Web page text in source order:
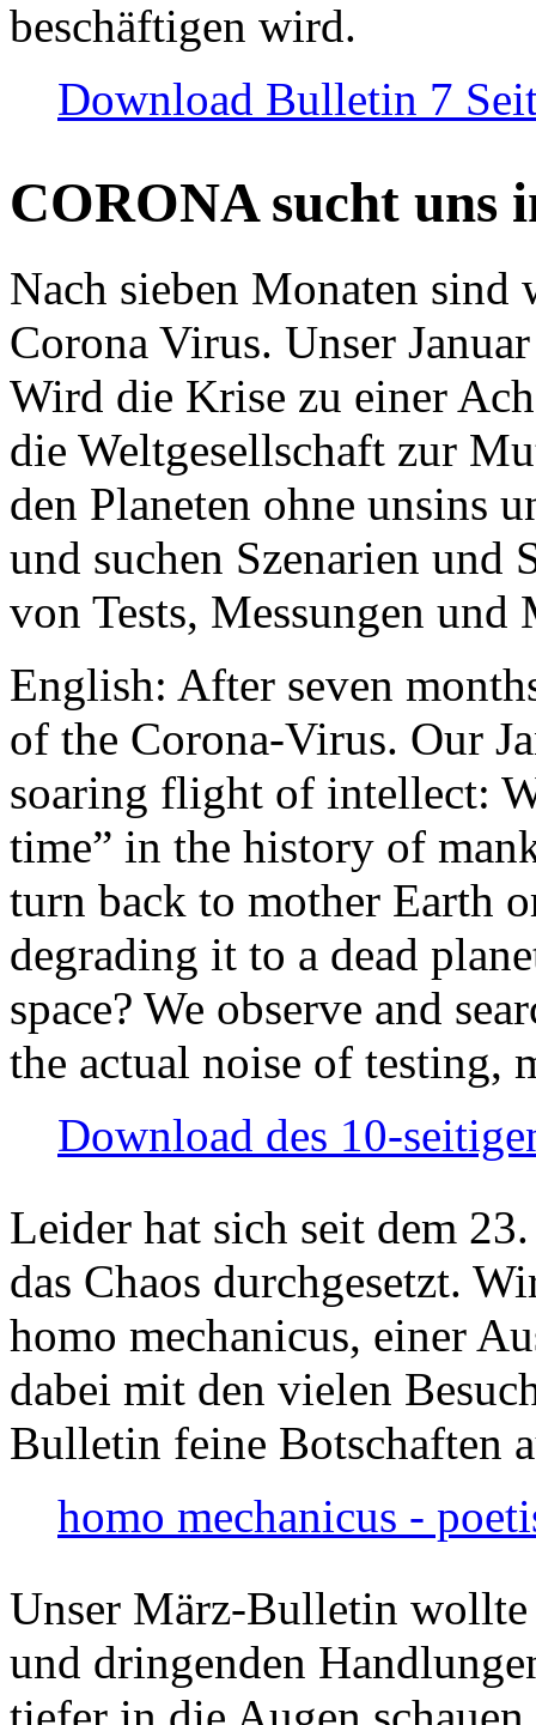
beschäftigen wird.
Download Bulletin 7
CORONA sucht uns
Nach sieben Monaten
Corona Virus. Unser
Wird die Krise zu einer
die Weltgesellschaft zur
den Planeten ohne unsins
und suchen Szenarien und
von Tests, Messungen und
English: After seven
of the Corona-Virus. Our
soaring flight of intellect:
time” in the history of
turn back to mother Earth
degrading it to a dead
space? We observe and
the actual noise of testing,
Download des 10-
Leider hat sich seit dem
das Chaos durchgesetzt.
homo mechanicus, einer
dabei mit den vielen
Bulletin feine Botschaften
homo mechanicus -
Unser März-Bulletin
und dringenden